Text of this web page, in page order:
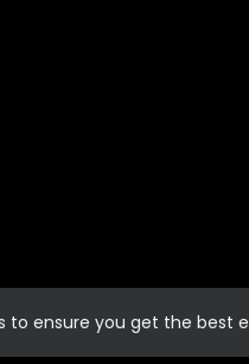
to ensure you get the best